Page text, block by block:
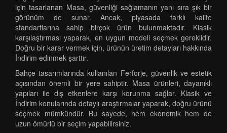
için tasarlanan Masa, güvenliği sağlamanın yanı sıra şık bir
görünüm de sunar. Ancak, piyasada farklı kalite
standartlarına sahip birçok ürün bulunmaktadır. Klasik
karşılaştırması yaparak, en uygun modeli seçmek gereklidir.
Doğru bir karar vermek için, ürünün üretim detayları hakkında
İndirim edinmek şarttır.
Bahçe tasarımlarında kullanılan Ferforje, güvenlik ve estetik
açısından önemli bir yere sahiptir. Masa ürünleri, dayanıklı
yapıları ile dış etkenlere karşı korunma sağlar. Klasik ve
İndirim konularında detaylı araştırmalar yaparak, doğru ürünü
seçmek mümkündür. Bu sayede, hem ekonomik hem de
uzun ömürlü bir seçim yapabilirsiniz.